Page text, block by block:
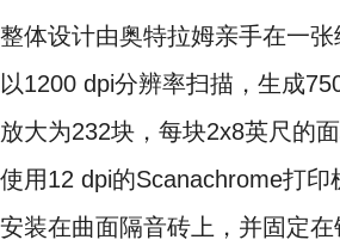
整体设计由奥特拉姆亲手在一
以1200 dpi分辨率扫描，生成
放大为232块，每块2x8英尺的
使用12 dpi的Scanachrome打印
安装在曲面隔音砖上，并固定在